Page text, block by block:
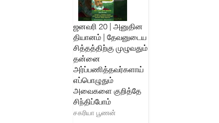
ஜனவரி 20 | அனுதின
தியானம் | தேவனுடைய
சித்தத்திற்கு முழுவதும்
தன்னை
அர்ப்பணித்தவர்களாய்
எப்பொழுதும்
அவைகளை குறித்தே
சிந்திப்போம்
சகரியா பூணன்